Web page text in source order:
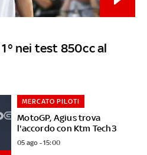
nei test 850cc al
MotoGP, Agius trova
l'accordo con Ktm Tech3
MERCATO PILOTI
05 ago - 15:00